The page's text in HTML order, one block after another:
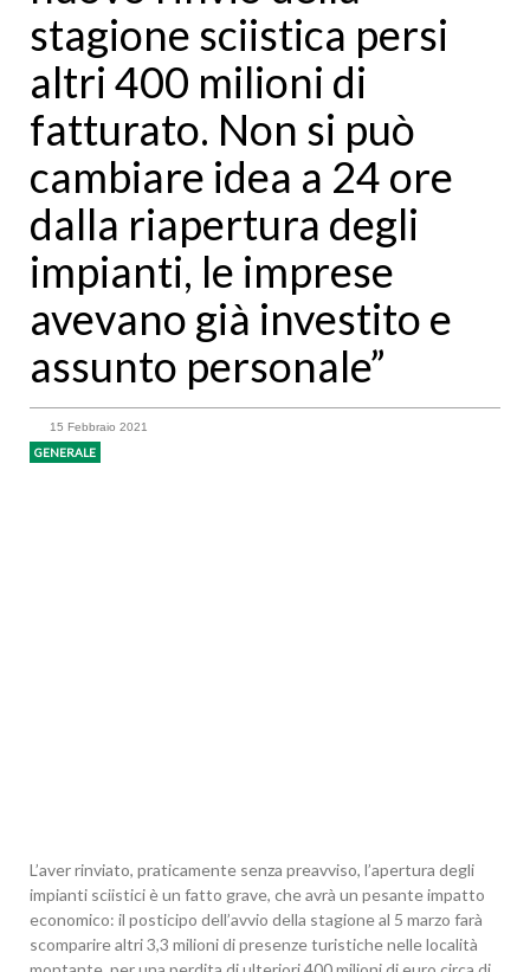
stagione sciistica persi
altri 400 milioni di
fatturato. Non si può
cambiare idea a 24 ore
dalla riapertura degli
impianti, le imprese
avevano già investito e
assunto personale”
15 Febbraio 2021
GENERALE
L’aver rinviato, praticamente senza preavviso, l’apertura degli
impianti sciistici è un fatto grave, che avrà un pesante impatto
economico: il posticipo dell’avvio della stagione al 5 marzo farà
scomparire altri 3,3 milioni di presenze turistiche nelle località